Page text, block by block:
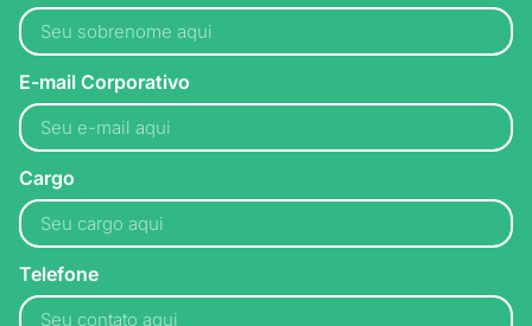
E-mail Corporativo
Cargo
Telefone